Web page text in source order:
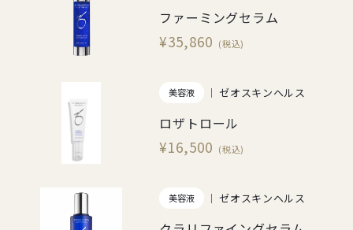
ファーミングセラム
¥35,860 (税込)
美容液 ゼオスキンヘルス
ロザトロール
¥16,500 (税込)
美容液 ゼオスキンヘルス